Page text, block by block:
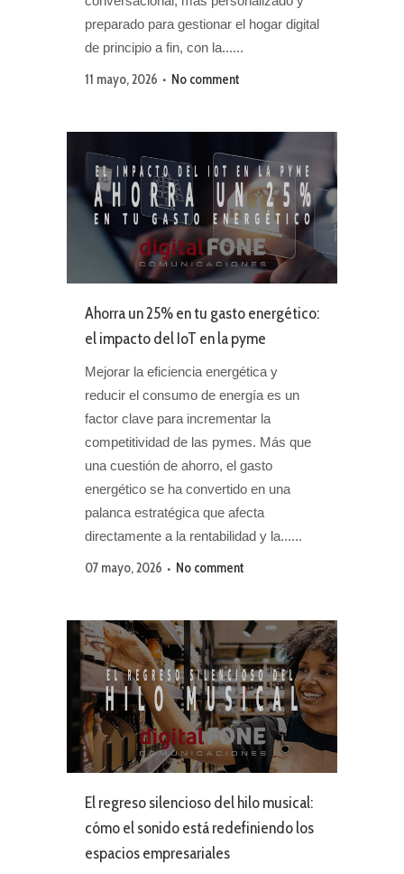
preparado para gestionar el hogar digital
de principio a fin, con la......
11 mayo, 2026 No comment
Ahorra un 25% en tu gasto energético:
el impacto del IoT en la pyme
Mejorar la eficiencia energética y
reducir el consumo de energía es un
factor clave para incrementar la
competitividad de las pymes. Más que
una cuestión de ahorro, el gasto
energético se ha convertido en una
palanca estratégica que afecta
directamente a la rentabilidad y la......
07 mayo, 2026 No comment
El regreso silencioso del hilo musical:
cómo el sonido está redefiniendo los
espacios empresariales